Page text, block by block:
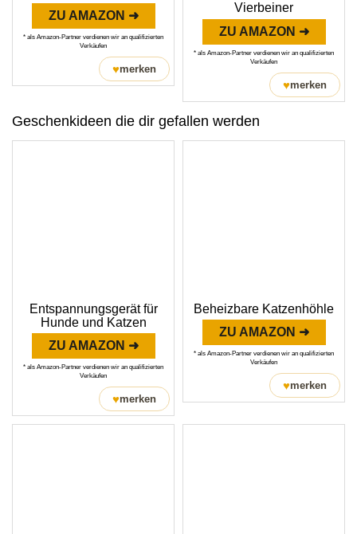
ZU AMAZON ➜
* als Amazon-Partner verdienen wir an qualifizierten
Verkäufen
♥merken
Vierbeiner
ZU AMAZON ➜
* als Amazon-Partner verdienen wir an qualifizierten
Verkäufen
♥merken
Geschenkideen die dir gefallen werden
Entspannungsgerät für
Hunde und Katzen
ZU AMAZON ➜
* als Amazon-Partner verdienen wir an qualifizierten
Verkäufen
♥merken
Beheizbare Katzenhöhle
ZU AMAZON ➜
* als Amazon-Partner verdienen wir an qualifizierten
Verkäufen
♥merken